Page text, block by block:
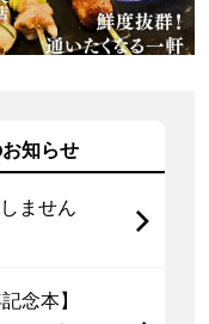
知らせ
ません
念本】